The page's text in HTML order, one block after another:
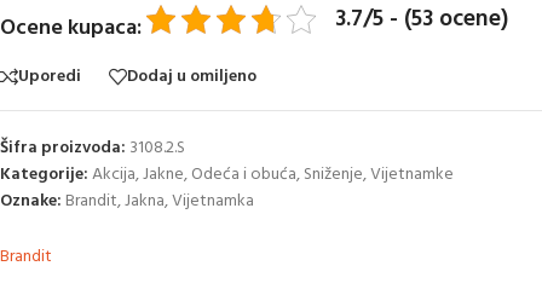
Ocene kupaca: 3.7/5 - (53 ocene)
Uporedi Dodaj u omiljeno
Šifra proizvoda: 3108.2.S
Kategorije:Akcija,Jakne,Odeća i obuća,Sniženje,Vijetnamke
Oznake: Brandit,Jakna,Vijetnamka
Brandit